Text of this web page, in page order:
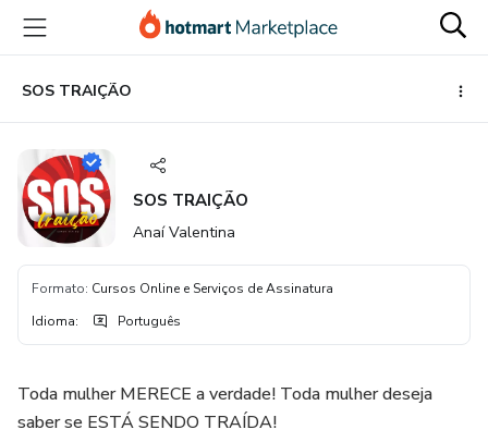
para
conteúdo
principal
para
pagamento
para
rodapé
SOS TRAIÇÃO
SOS TRAIÇÃO
Anaí Valentina
Formato: Cursos Online e Serviços de Assinatura
Idioma: Português
Toda mulher MERECE a verdade! Toda mulher deseja
saber se ESTÁ SENDO TRAÍDA!